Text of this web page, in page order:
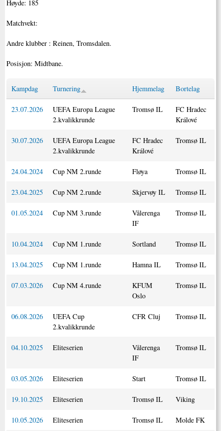
Høyde: 185
Matchvekt:
Andre klubber : Reinen, Tromsdalen.
Posisjon: Midtbane.
Kampdag Turnering Hjemmelag Bortelag
23.07.2026
UEFA Europa League
2.kvalikkrunde
Tromsø IL
FC Hradec
Králové
30.07.2026
UEFA Europa League
2.kvalikkrunde
FC Hradec
Králové
Tromsø IL
24.04.2024 Cup NM 2.runde Fløya Tromsø IL
23.04.2025 Cup NM 2.runde Skjervøy IL Tromsø IL
01.05.2024 Cup NM 3.runde
Vålerenga
IF
Tromsø IL
10.04.2024 Cup NM 1.runde Sortland Tromsø IL
13.04.2025 Cup NM 1.runde Hamna IL Tromsø IL
07.03.2026 Cup NM 4.runde
KFUM
Oslo
Tromsø IL
06.08.2026
UEFA Cup
2.kvalikkrunde
CFR Cluj Tromsø IL
04.10.2025 Eliteserien
Vålerenga
IF
Tromsø IL
03.05.2026 Eliteserien Start Tromsø IL
19.10.2025 Eliteserien Tromsø IL Viking
10.05.2026 Eliteserien Tromsø IL Molde FK